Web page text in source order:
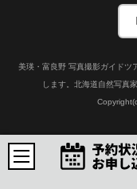
美瑛・富良野 写真撮影ガイド
します。北海道自然写真